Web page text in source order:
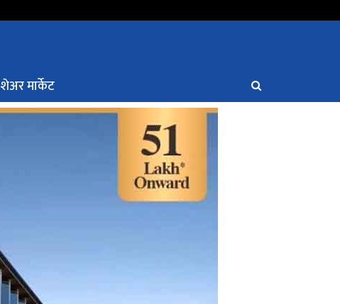
शेअर मार्केट